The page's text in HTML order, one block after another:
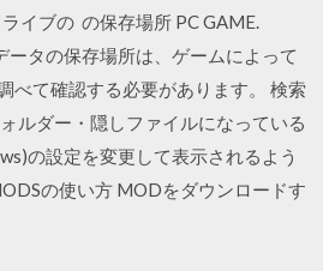
イブの の保存場所 PC GAME.
ータの保存場所は、ゲームによって
べて確認する必要があります。 検索
ルダー・隠しファイルになっている
の設定を変更して表示されるよう
の使い方 MODをダウンロードす